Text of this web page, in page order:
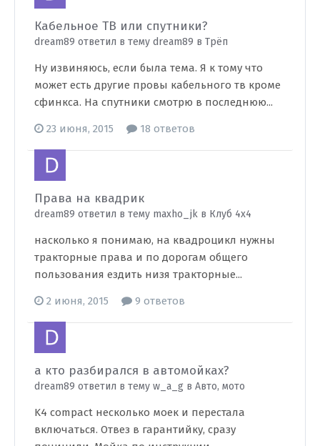
Кабельное ТВ или спутники?
dream89 ответил в тему dream89 в Трёп
Ну извиняюсь, если была тема. Я к тому что
может есть другие провы кабельного тв кроме
сфинкса. На спутники смотрю в последнюю...
23 июня, 2015 18 ответов
Права на квадрик
dream89 ответил в тему maxho_jk в Клуб 4х4
насколько я понимаю, на квадроцикл нужны
тракторные права и по дорогам общего
пользования ездить низя тракторные...
2 июня, 2015 9 ответов
а кто разбирался в автомойках?
dream89 ответил в тему w_a_g в Авто, мото
K4 compact несколько моек и перестала
включаться. Отвез в гарантийку, сразу